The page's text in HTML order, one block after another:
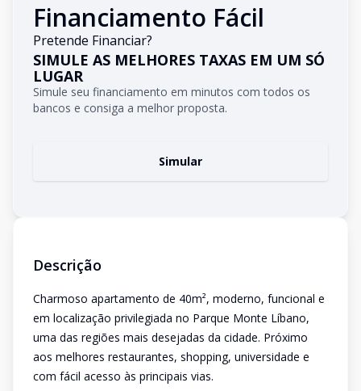
Financiamento Fácil
Pretende Financiar?
SIMULE AS MELHORES TAXAS EM UM SÓ
LUGAR
Simule seu financiamento em minutos com todos os
bancos e consiga a melhor proposta.
Simular
Descrição
Charmoso apartamento de 40m², moderno, funcional e
em localização privilegiada no Parque Monte Líbano,
uma das regiões mais desejadas da cidade. Próximo
aos melhores restaurantes, shopping, universidade e
com fácil acesso às principais vias.